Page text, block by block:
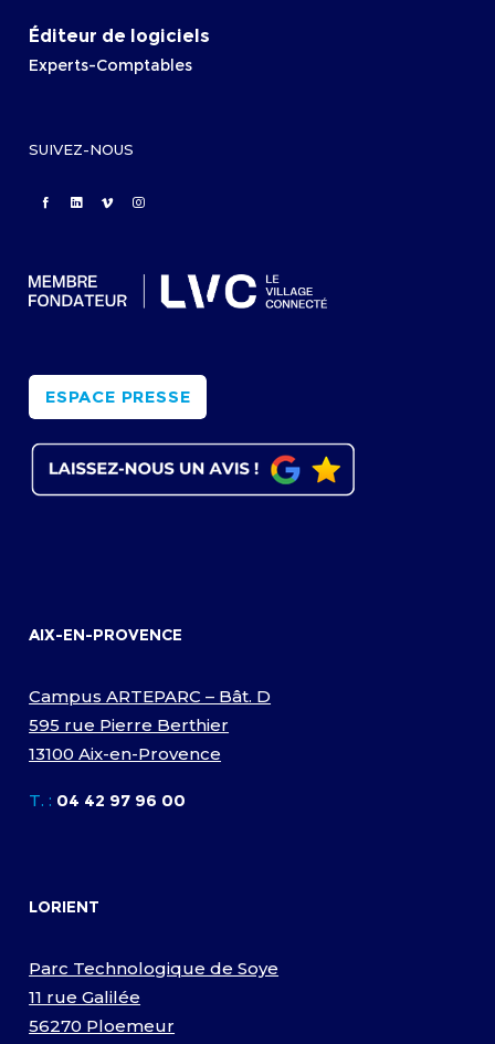
Éditeur de logiciels
Experts-Comptables
SUIVEZ-NOUS
ESPACE PRESSE
AIX-EN-PROVENCE
Campus ARTEPARC – Bât. D
595 rue Pierre Berthier
13100 Aix-en-Provence
T. : 04 42 97 96 00
LORIENT
Parc Technologique de Soye
11 rue Galilée
56270 Ploemeur